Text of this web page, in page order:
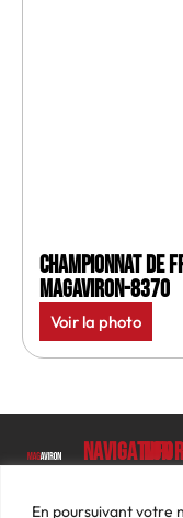
En poursuivant votre
Championnat de
MagAviron-8370
Voir la photo
Luc
Navigation
Le